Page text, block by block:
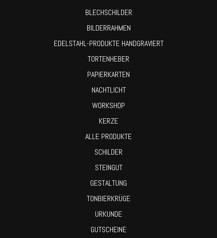
BLECHSCHILDER
BILDERRAHMEN
EDELSTAHL-PRODUKTE HANDGRAVIERT
TORTENHEBER
PAPIERKARTEN
NACHTLICHT
WORKSHOP
KERZE
ALLE PRODUKTE
SCHILDER
STEINGUT
GESTALTUNG
TONBIERKRÜGE
URKUNDE
GUTSCHEINE